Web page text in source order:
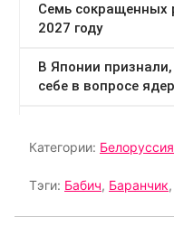
Категории: Белоруссия
Тэги: Бабич, Баранчик,